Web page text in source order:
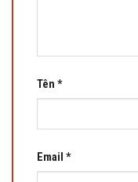
Tên *
Email *